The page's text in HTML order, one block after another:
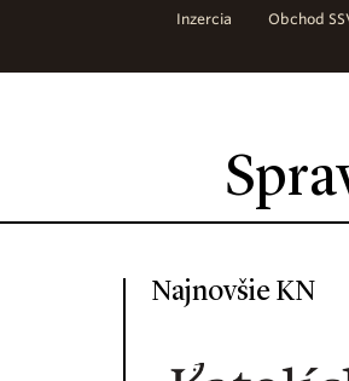
Inzercia Obchod
Najnovšie KN